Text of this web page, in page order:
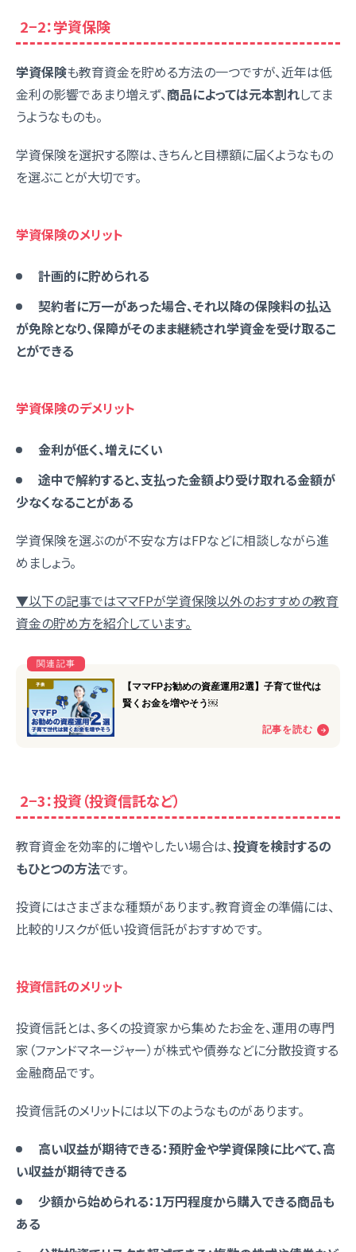
2−2：学資保険
学資保険も教育資金を貯める方法の一つですが、近年は低
金利の影響であまり増えず、商品によっては元本割れしてま
うようなものも。
学資保険を選択する際は、きちんと目標額に届くようなもの
を選ぶことが大切です。
学資保険のメリット
計画的に貯められる
契約者に万一があった場合、それ以降の保険料の払込
が免除となり、保障がそのまま継続され学資金を受け取るこ
とができる
学資保険のデメリット
金利が低く、増えにくい
途中で解約すると、支払った金額より受け取れる金額が
少なくなることがある
学資保険を選ぶのが不安な方はFPなどに相談しながら進
めましょう。
▼以下の記事ではママFPが学資保険以外のおすすめの教育
資金の貯め方を紹介しています。
2−3：投資（投資信託など）
教育資金を効率的に増やしたい場合は、投資を検討するの
もひとつの方法です。
投資にはさまざまな種類があります。教育資金の準備には、
比較的リスクが低い投資信託がおすすめです。
投資信託のメリット
投資信託とは、多くの投資家から集めたお金を、運用の専門
家（ファンドマネージャー）が株式や債券などに分散投資する
金融商品です。
投資信託のメリットには以下のようなものがあります。
高い収益が期待できる：預貯金や学資保険に比べて、高
い収益が期待できる
少額から始められる：1万円程度から購入できる商品も
ある